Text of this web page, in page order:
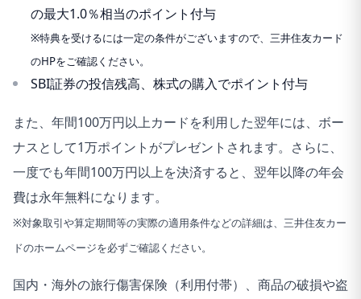
記、タッチ決済とならない金額の上限は、ご利用される
店舗によって異なる場合がございます。
※スマホのタッチ決済対象店舗とモバイルオーダーの対
象店舗は異なります。詳しくはサービス詳細ページをご
※通常のポイント分を含んだ還元率です。
※ポイント還元率は利用金額に対する獲得ポイントを示
したもので、ポイントの交換方法によっては、1ポイン
ト1円相当にならない場合があります。
※Google Pay™ 、Samsung Payで、Mastercard®タッ
チ決済はご利用いただけません。ポイント還元は受けら
れませんので、ご注意ください。
の最大1.0％相当のポイント付与
※特典を受けるには一定の条件がございますので、三井住友カード
のHPをご確認ください。
SBI証券の投信残高、株式の購入でポイント付与
また、年間100万円以上カードを利用した翌年には、ボー
ナスとして1万ポイントがプレゼントされます。さらに、
一度でも年間100万円以上を決済すると、翌年以降の年会
費は永年無料になります。
※対象取引や算定期間等の実際の適用条件などの詳細は、三井住友カー
ドのホームページを必ずご確認ください。
国内・海外の旅行傷害保険（利用付帯）、商品の破損や盗